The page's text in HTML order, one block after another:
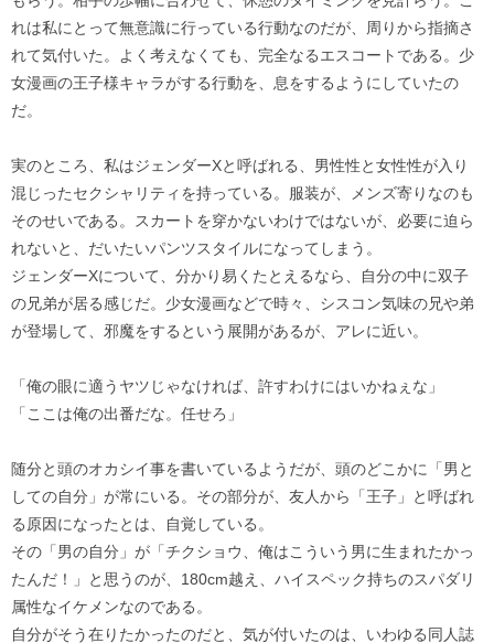
れは私にとって無意識に行っている行動なのだが、周りから指摘さ
れて気付いた。よく考えなくても、完全なるエスコートである。少
女漫画の王子様キャラがする行動を、息をするようにしていたの
だ。
実のところ、私はジェンダーXと呼ばれる、男性性と女性性が入り
混じったセクシャリティを持っている。服装が、メンズ寄りなのも
そのせいである。スカートを穿かないわけではないが、必要に迫ら
れないと、だいたいパンツスタイルになってしまう。
ジェンダーXについて、分かり易くたとえるなら、自分の中に双子
の兄弟が居る感じだ。少女漫画などで時々、シスコン気味の兄や弟
が登場して、邪魔をするという展開があるが、アレに近い。
「俺の眼に適うヤツじゃなければ、許すわけにはいかねぇな」
「ここは俺の出番だな。任せろ」
随分と頭のオカシイ事を書いているようだが、頭のどこかに「男と
しての自分」が常にいる。その部分が、友人から「王子」と呼ばれ
る原因になったとは、自覚している。
その「男の自分」が「チクショウ、俺はこういう男に生まれたかっ
たんだ！」と思うのが、180cm越え、ハイスペック持ちのスパダリ
属性なイケメンなのである。
自分がそう在りたかったのだと、気が付いたのは、いわゆる同人誌